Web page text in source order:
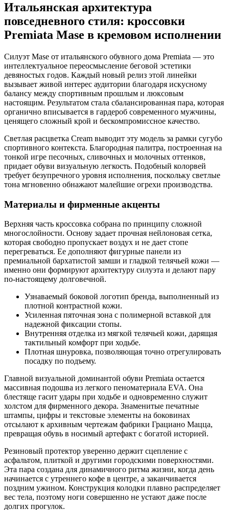
Итальянская архитектура
повседневного стиля: кроссовки
Premiata Mase в кремовом исполнении
Силуэт Mase от итальянского обувного дома Premiata — это
интеллектуальное переосмысление беговой эстетики
девяностых годов. Каждый новый релиз этой линейки
вызывает живой интерес аудитории благодаря искусному
балансу между спортивным прошлым и люксовым
настоящим. Результатом стала сбалансированная пара, которая
органично вписывается в гардероб современного мужчины,
ценящего сложный крой и бескомпромиссное качество.
Светлая расцветка Cream выводит эту модель за рамки сугубо
спортивного контекста. Благородная палитра, построенная на
тонкой игре песочных, сливочных и молочных оттенков,
придает обуви визуальную легкость. Подобный колорвей
требует безупречного уровня исполнения, поскольку светлые
тона мгновенно обнажают малейшие огрехи производства.
Материалы и фирменные акценты
Верхняя часть кроссовка собрана по принципу сложной
многослойности. Основу задает прочная нейлоновая сетка,
которая свободно пропускает воздух и не дает стопе
перегреваться. Ее дополняют фигурные панели из
премиальной бархатистой замши и гладкой телячьей кожи —
именно они формируют архитектуру силуэта и делают пару
по-настоящему долговечной.
Узнаваемый боковой логотип бренда, выполненный из
плотной контрастной кожи.
Усиленная пяточная зона с полимерной вставкой для
надежной фиксации стопы.
Внутренняя отделка из мягкой телячьей кожи, дарящая
тактильный комфорт при ходьбе.
Плотная шнуровка, позволяющая точно отрегулировать
посадку по подъему.
Главной визуальной доминантой обуви Premiata остается
массивная подошва из легкого пеноматериала EVA. Она
блестяще гасит удары при ходьбе и одновременно служит
холстом для фирменного декора. Знаменитые печатные
штампы, цифры и текстовые элементы на боковинах
отсылают к архивным чертежам фабрики Грациано Мацца,
превращая обувь в носимый артефакт с богатой историей.
Резиновый протектор уверенно держит сцепление с
асфальтом, плиткой и другими городскими поверхностями.
Эта пара создана для динамичного ритма жизни, когда день
начинается с утреннего кофе в центре, а заканчивается
поздним ужином. Конструкция колодки плавно распределяет
вес тела, поэтому ноги совершенно не устают даже после
долгих прогулок.